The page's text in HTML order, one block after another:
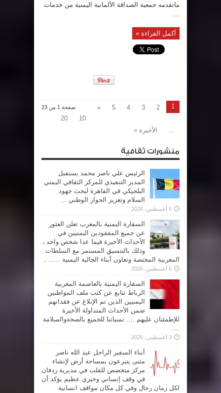
ماتقدمه جمعية الصداقة الألمانية اليمنية من خدمات
أكمل القراءة »
صفحة 1 من 23 1
2
3
4
5
»
10
20
الأخيرة »
منشورات ثقافية
الرئيس علي ناصر محمد يستقبل
المدير التنفيذي للمركز الثقافي اليمني
البلجيكي في القاهرة لبحث جهود
السلام وتعزيز الحوار الوطني …
5 أغسطس، 2026
السفارة اليمنية بالمغرب تعلن العثور
عن جميع المفقودين اليمنيين في
الأحداث الأخيرة فيما عدا شخص واحد ،
وذلك بالتنسيق المستمر مع السلطات
المغربية المختصة وتعاون أبناء الجالية اليمنية ……..
5 أغسطس، 2026
السفارة اليمنية بالعاصمة المغربية
الرباط تتابع عن كثب ملف المواطنين
اليمنيين الذين تم الإبلاغ عن فقدانهم
ضمن الأحداث المتداولة الأخيرة
للإطمئنان عليهم …. تمنياتنا للجميع بالصحةوالسلامة
3 أغسطس، 2026
أبناء السفير الراحل عبد الله ناصر
مثنى يتبرعون بمساحة أرض لإنشاء
مركز متخصص للقلب في مديرية ردفان
في وقف إنساني وخيري عظيم يؤكد أن
لكل زمان رجال وفي كل مكان مواقف انسانية